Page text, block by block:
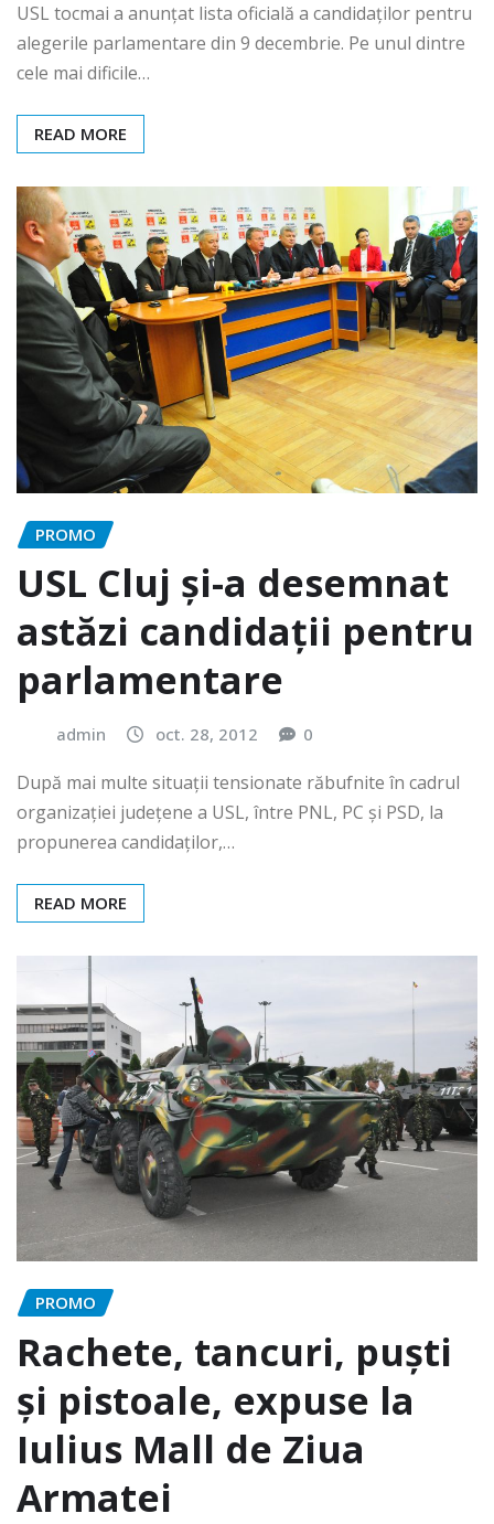
USL tocmai a anunţat lista oficială a candidaţilor pentru
alegerile parlamentare din 9 decembrie. Pe unul dintre
cele mai dificile…
READ MORE
PROMO
USL Cluj și-a desemnat
astăzi candidații pentru
parlamentare
admin oct. 28, 2012 0
După mai multe situații tensionate răbufnite în cadrul
organizației județene a USL, între PNL, PC și PSD, la
propunerea candidaților,…
READ MORE
PROMO
Rachete, tancuri, puști
și pistoale, expuse la
Iulius Mall de Ziua
Armatei